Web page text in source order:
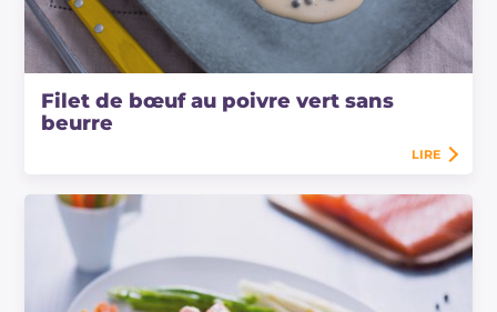
Filet de bœuf au poivre vert sans
beurre
LIRE